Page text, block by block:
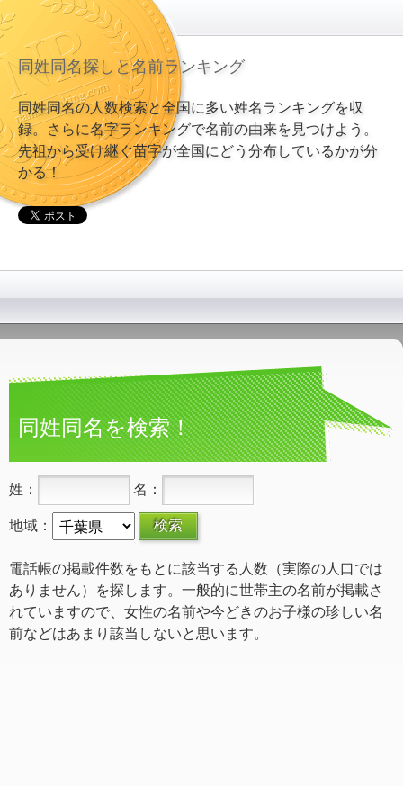
同姓同名探しと名前ランキング
同姓同名の人数検索と全国に多い姓名ランキングを収
録。さらに名字ランキングで名前の由来を見つけよう。
先祖から受け継ぐ苗字が全国にどう分布しているかが分
かる！
同姓同名を検索！
姓： 名：
地域：
電話帳の掲載件数をもとに該当する人数（実際の人口では
ありません）を探します。一般的に世帯主の名前が掲載さ
れていますので、女性の名前や今どきのお子様の珍しい名
前などはあまり該当しないと思います。